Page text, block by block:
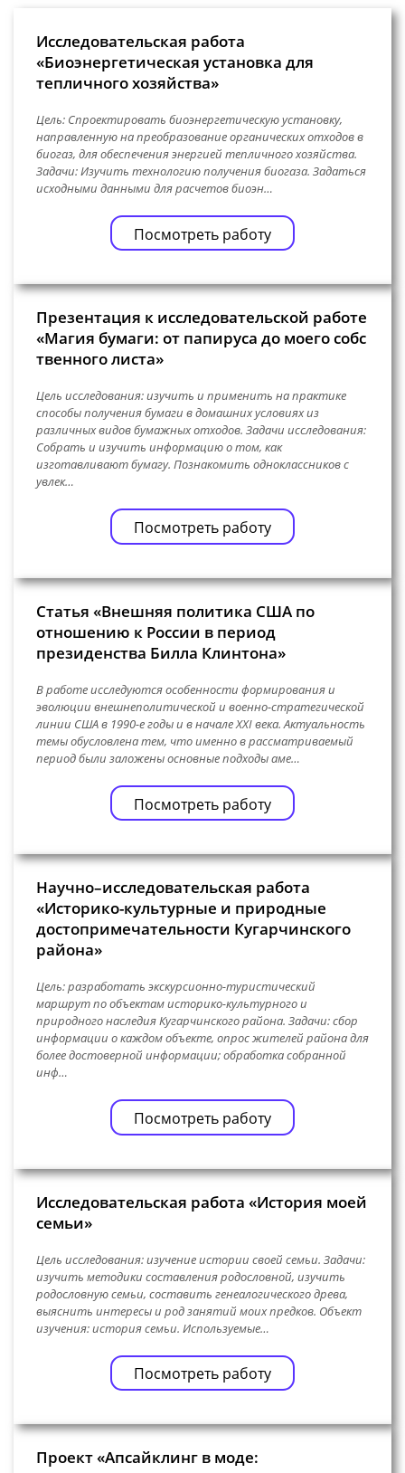
Исследовательская работа
«Биоэнергетическая установка для
тепличного хозяйства»
Цель: Спроектировать биоэнергетическую установку,
направленную на преобразование органических отходов в
биогаз, для обеспечения энергией тепличного хозяйства.
Задачи: Изучить технологию получения биогаза. Задаться
исходными данными для расчетов биоэн…
Посмотреть работу
Презентация к исследовательской работе
«Магия бумаги: от папируса до моего собс
твенного листа»
Цель исследования: изучить и применить на практике
способы получения бумаги в домашних условиях из
различных видов бумажных отходов. Задачи исследования:
Собрать и изучить информацию о том, как
изготавливают бумагу. Познакомить одноклассников с
увлек…
Посмотреть работу
Статья «Внешняя политика США по
отношению к России в период
президенства Билла Клинтона»
В работе исследуются особенности формирования и
эволюции внешнеполитической и военно-стратегической
линии США в 1990-е годы и в начале XXI века. Актуальность
темы обусловлена тем, что именно в рассматриваемый
период были заложены основные подходы аме…
Посмотреть работу
Научно–исследовательская работа
«Историко-культурные и природные
достопримечательности Кугарчинского
района»
Цель: разработать экскурсионно-туристический
маршрут по объектам историко-культурного и
природного наследия Кугарчинского района. Задачи: сбор
информации о каждом объекте, опрос жителей района для
более достоверной информации; обработка собранной
инф…
Посмотреть работу
Исследовательская работа «История моей
семьи»
Цель исследования: изучение истории своей семьи. Задачи:
изучить методики составления родословной, изучить
родословную семьи, составить генеалогического древа,
выяснить интересы и род занятий моих предков. Объект
изучения: история семьи. Используемые…
Посмотреть работу
Проект «Апсайклинг в моде: